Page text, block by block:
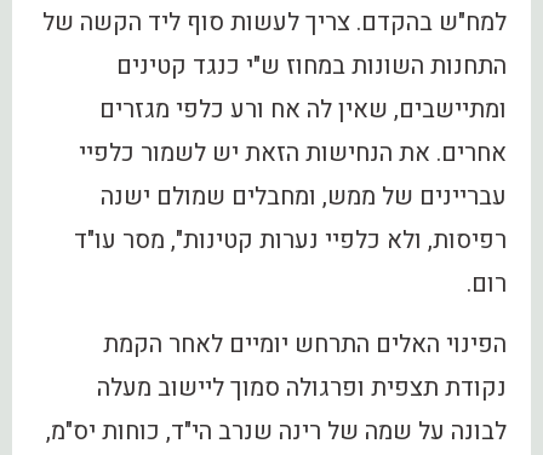
למח"ש בהקדם. צריך לעשות סוף ליד הקשה של
התחנות השונות במחוז ש"י כנגד קטינים
ומתיישבים, שאין לה אח ורע כלפי מגזרים
אחרים. את הנחישות הזאת יש לשמור כלפיי
עבריינים של ממש, ומחבלים שמולם ישנה
רפיסות, ולא כלפיי נערות קטינות", מסר עו"ד
רום.
הפינוי האלים התרחש יומיים לאחר הקמת
נקודת תצפית ופרגולה סמוך ליישוב מעלה
לבונה על שמה של רינה שנרב הי"ד, כוחות יס"מ,